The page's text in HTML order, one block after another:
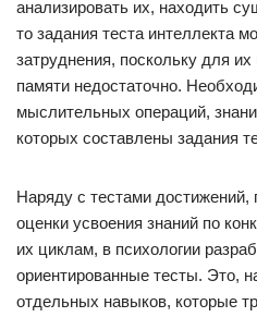
анализировать их, находить
то задания теста интеллекта
затруднения, поскольку для
памяти недостаточно.
мыслительных операций,
которых составлены задания
Наряду с тестами
оценки усвоения знаний по
их циклам, в психологии
ориентированные тесты. Это,
отдельных навыков, которые